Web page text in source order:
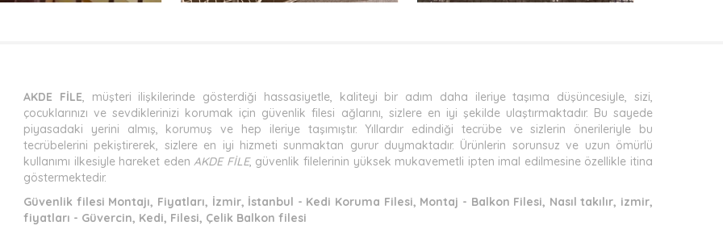
AKDE FİLE, müşteri ilişkilerinde gösterdiği hassasiyetle, kaliteyi bir adım daha ileriye taşıma düşüncesiyle, sizi,
çocuklarınızı ve sevdiklerinizi korumak için güvenlik filesi ağlarını, sizlere en iyi şekilde ulaştırmaktadır. Bu sayede
piyasadaki yerini almış, korumuş ve hep ileriye taşımıştır. Yıllardır edindiği tecrübe ve sizlerin önerileriyle bu
tecrübelerini pekiştirerek, sizlere en iyi hizmeti sunmaktan gurur duymaktadır. Ürünlerin sorunsuz ve uzun ömürlü
kullanımı ilkesiyle hareket edenAKDE FİLE, güvenlik filelerinin yüksek mukavemetli ipten imal edilmesine özellikle itina
göstermektedir.
Güvenlik filesi Montajı, Fiyatları, İzmir, İstanbul - Kedi Koruma Filesi, Montaj - Balkon Filesi, Nasıl takılır, izmir,
fiyatları - Güvercin, Kedi, Filesi, Çelik Balkon filesi